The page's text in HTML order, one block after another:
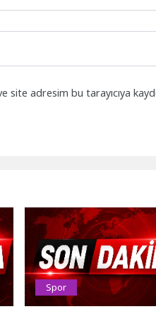
site adresim bu tarayıcıya
Spor